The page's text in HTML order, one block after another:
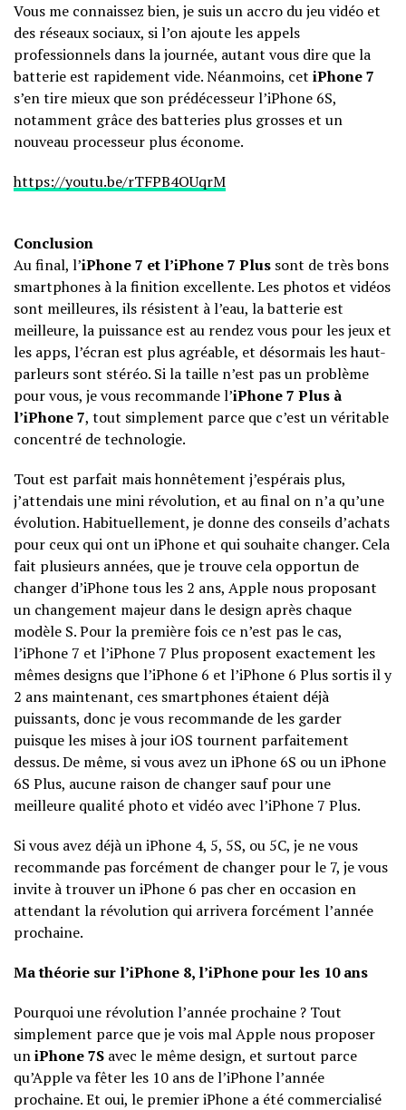
Vous me connaissez bien, je suis un accro du jeu vidéo et
des réseaux sociaux, si l’on ajoute les appels
professionnels dans la journée, autant vous dire que la
batterie est rapidement vide. Néanmoins, cet iPhone 7
s’en tire mieux que son prédécesseur l’iPhone 6S,
notamment grâce des batteries plus grosses et un
nouveau processeur plus économe.
https://youtu.be/rTFPB4OUqrM
Conclusion
Au final, l’iPhone 7 et l’iPhone 7 Plus sont de très bons
smartphones à la finition excellente. Les photos et vidéos
sont meilleures, ils résistent à l’eau, la batterie est
meilleure, la puissance est au rendez vous pour les jeux et
les apps, l’écran est plus agréable, et désormais les haut-
parleurs sont stéréo. Si la taille n’est pas un problème
pour vous, je vous recommande l’iPhone 7 Plus à
l’iPhone 7, tout simplement parce que c’est un véritable
concentré de technologie.
Tout est parfait mais honnêtement j’espérais plus,
j’attendais une mini révolution, et au final on n’a qu’une
évolution. Habituellement, je donne des conseils d’achats
pour ceux qui ont un iPhone et qui souhaite changer. Cela
fait plusieurs années, que je trouve cela opportun de
changer d’iPhone tous les 2 ans, Apple nous proposant
un changement majeur dans le design après chaque
modèle S. Pour la première fois ce n’est pas le cas,
l’iPhone 7 et l’iPhone 7 Plus proposent exactement les
mêmes designs que l’iPhone 6 et l’iPhone 6 Plus sortis il y
2 ans maintenant, ces smartphones étaient déjà
puissants, donc je vous recommande de les garder
puisque les mises à jour iOS tournent parfaitement
dessus. De même, si vous avez un iPhone 6S ou un iPhone
6S Plus, aucune raison de changer sauf pour une
meilleure qualité photo et vidéo avec l’iPhone 7 Plus.
Si vous avez déjà un iPhone 4, 5, 5S, ou 5C, je ne vous
recommande pas forcément de changer pour le 7, je vous
invite à trouver un iPhone 6 pas cher en occasion en
attendant la révolution qui arrivera forcément l’année
prochaine.
Ma théorie sur l’iPhone 8, l’iPhone pour les 10 ans
Pourquoi une révolution l’année prochaine ? Tout
simplement parce que je vois mal Apple nous proposer
uniPhone 7S avec le même design, et surtout parce
qu’Apple va fêter les 10 ans de l’iPhone l’année
prochaine. Et oui, le premier iPhone a été commercialisé